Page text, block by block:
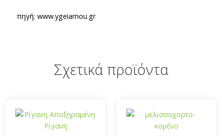
πηγή: www.ygeiamou.gr
Σχετικά προϊόντα